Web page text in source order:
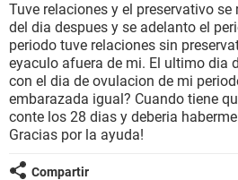
BIENESTAR
SEXUALIDAD
GLOSARIO
Tuve relaciones y el preservativo
del dia despues y se adelanto el
periodo tuve relaciones sin
eyaculo afuera de mi. El ultimo dia
con el dia de ovulacion de mi
embarazada igual? Cuando tiene
conte los 28 dias y deberia
Gracias por la ayuda!
Compartir